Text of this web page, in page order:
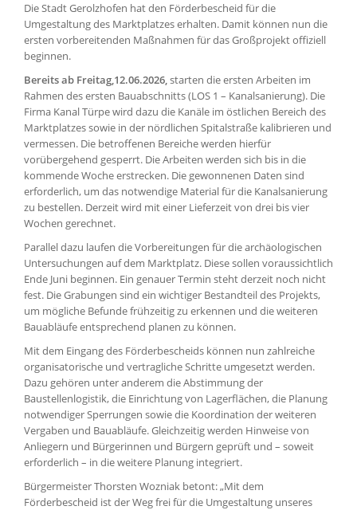
Die Stadt Gerolzhofen hat den Förderbescheid für die
Umgestaltung des Marktplatzes erhalten. Damit können nun die
ersten vorbereitenden Maßnahmen für das Großprojekt offiziell
beginnen.
Bereits ab Freitag,12.06.2026,starten die ersten Arbeiten im
Rahmen des ersten Bauabschnitts (LOS 1 – Kanalsanierung). Die
Firma Kanal Türpe wird dazu die Kanäle im östlichen Bereich des
Marktplatzes sowie in der nördlichen Spitalstraße kalibrieren und
vermessen. Die betroffenen Bereiche werden hierfür
vorübergehend gesperrt. Die Arbeiten werden sich bis in die
kommende Woche erstrecken. Die gewonnenen Daten sind
erforderlich, um das notwendige Material für die Kanalsanierung
zu bestellen. Derzeit wird mit einer Lieferzeit von drei bis vier
Wochen gerechnet.
Parallel dazu laufen die Vorbereitungen für die archäologischen
Untersuchungen auf dem Marktplatz. Diese sollen voraussichtlich
Ende Juni beginnen. Ein genauer Termin steht derzeit noch nicht
fest. Die Grabungen sind ein wichtiger Bestandteil des Projekts,
um mögliche Befunde frühzeitig zu erkennen und die weiteren
Bauabläufe entsprechend planen zu können.
Mit dem Eingang des Förderbescheids können nun zahlreiche
organisatorische und vertragliche Schritte umgesetzt werden.
Dazu gehören unter anderem die Abstimmung der
Baustellenlogistik, die Einrichtung von Lagerflächen, die Planung
notwendiger Sperrungen sowie die Koordination der weiteren
Vergaben und Bauabläufe. Gleichzeitig werden Hinweise von
Anliegern und Bürgerinnen und Bürgern geprüft und – soweit
erforderlich – in die weitere Planung integriert.
Bürgermeister Thorsten Wozniak betont: „Mit dem
Förderbescheid ist der Weg frei für die Umgestaltung unseres